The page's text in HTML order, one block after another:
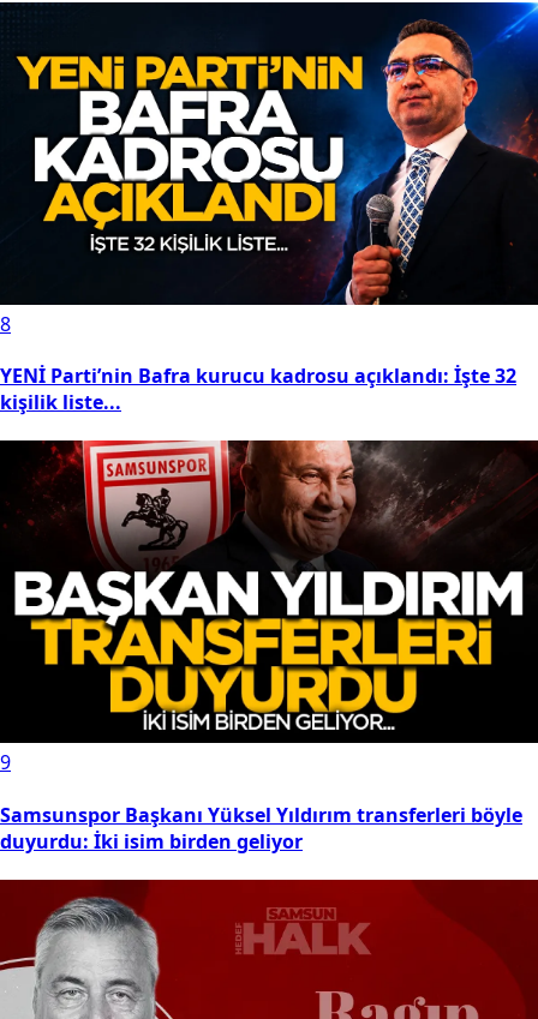
8
YENİ Parti’nin Bafra kurucu kadrosu açıklandı: İşte 32
kişilik liste...
9
Samsunspor Başkanı Yüksel Yıldırım transferleri böyle
duyurdu: İki isim birden geliyor